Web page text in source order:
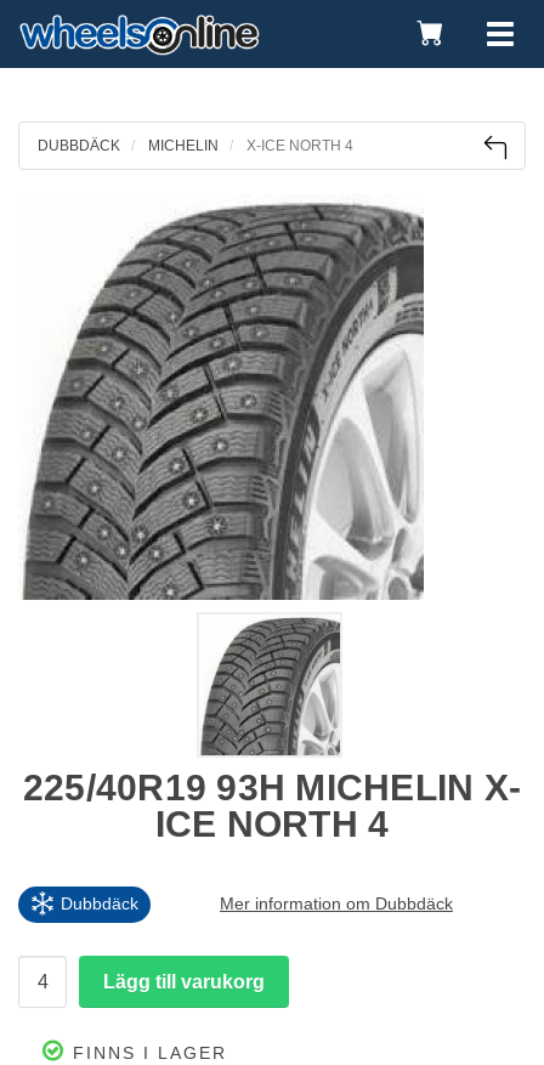
Toggle
Cart
DUBBDÄCK MICHELIN X-ICE NORTH 4
225/40R19 93H MICHELIN X-
ICE NORTH 4
Dubbdäck Mer information om Dubbdäck
FINNS I LAGER